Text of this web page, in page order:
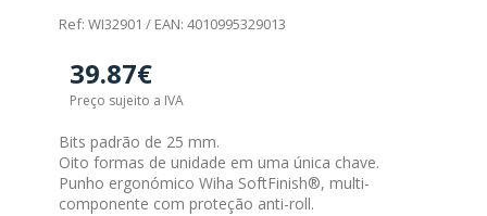
Ref: WI32901 / EAN: 4010995329013
39.87€
Preço sujeito a IVA
Bits padrão de 25 mm.
Oito formas de unidade em uma única chave.
Punho ergonómico Wiha SoftFinish®, multi-
componente com proteção anti-roll.